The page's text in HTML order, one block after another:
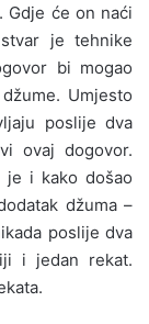
Gdje će on naći
je tehnike
bi mogao
Umjesto
poslije dva
ovaj dogovor.
je i kako došao
džuma –
poslije dva
i jedan rekat.